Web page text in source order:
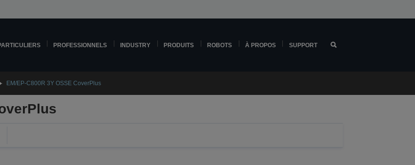
PROFESSIONNELS INDUSTRY PRODUITS ROBOTS À PROPOS SUPPORT
EM/EP-C800R 3Y OSSE CoverPlus